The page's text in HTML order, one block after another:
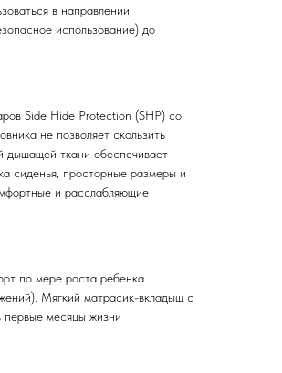
в направлении,
использование) до
Side Hide Protection (SHP) со
не позволяет скользить
дышащей ткани обеспечивает
сиденья, просторные размеры и
и расслабляющие
по мере роста ребенка
Мягкий матрасик-вкладыш с
месяцы жизни